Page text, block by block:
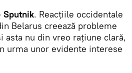
Sputnik. Reacțiile occidentale
Belarus creează probleme
nu din vreo rațiune clară,
urma unor evidente interese